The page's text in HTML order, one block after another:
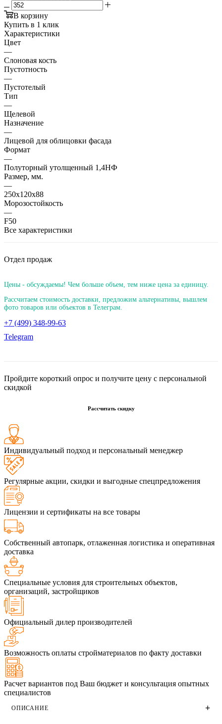
В корзину
Купить в 1 клик
Характеристики
Цвет
—
Слоновая кость
Пустотность
—
Пустотелый
Тип
—
Щелевой
Назначение
—
Лицевой для облицовки фасада
Формат
—
Полуторный утолщенный 1,4НФ
Размер, мм.
—
250х120х88
Морозостойкость
—
F50
Все характеристики
Отдел продаж
Цены - обсуждаемы! Чем больше объем, тем ниже цена за единицу.
Рассчитаем стоимость доставки, предложим альтернативы, вышлем
фото товаров или объектов в Телеграм.
+7 (499) 348-99-63
Telegram
Пройдите короткий опрос и получите цену с персональной
скидкой
Рассчитать скидку
Индивидуальный подход и персональный менеджер
Регулярные акции, скидки и выгодные спецпредложения
Лицензии и сертификаты на все товары
Собственный автопарк, отлаженная логистика и оперативная
доставка
Специальные условия для строительных объектов,
организаций, застройщиков
Официальный дилер производителей
Возможность оплаты стройматериалов по факту доставки
Расчет вариантов под Ваш бюджет и консультация опытных
специалистов
ОПИСАНИЕ